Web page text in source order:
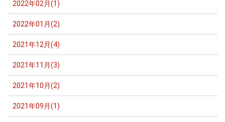
2022年02月(1)
2022年01月(2)
2021年12月(4)
2021年11月(3)
2021年10月(2)
2021年09月(1)